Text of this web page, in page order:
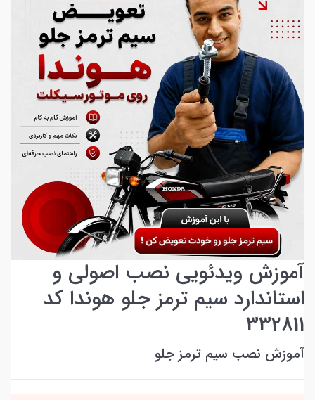
آموزش ویدئویی نصب اصولی و
استاندارد سیم ترمز جلو هوندا کد
332811
آموزش نصب سیم ترمز جلو